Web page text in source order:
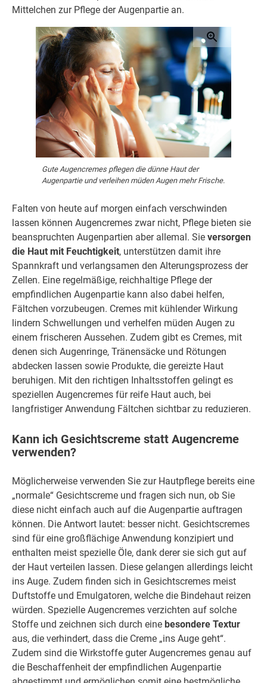
Mittelchen zur Pflege der Augenpartie an.
Gute Augencremes pflegen die dünne Haut der
Augenpartie und verleihen müden Augen mehr Frische.
Falten von heute auf morgen einfach verschwinden
lassen können Augencremes zwar nicht, Pflege bieten sie
beanspruchten Augenpartien aber allemal. Sie versorgen
die Haut mit Feuchtigkeit, unterstützen damit ihre
Spannkraft und verlangsamen den Alterungsprozess der
Zellen. Eine regelmäßige, reichhaltige Pflege der
empfindlichen Augenpartie kann also dabei helfen,
Fältchen vorzubeugen. Cremes mit kühlender Wirkung
lindern Schwellungen und verhelfen müden Augen zu
einem frischeren Aussehen. Zudem gibt es Cremes, mit
denen sich Augenringe, Tränensäcke und Rötungen
abdecken lassen sowie Produkte, die gereizte Haut
beruhigen. Mit den richtigen Inhaltsstoffen gelingt es
speziellen Augencremes für reife Haut auch, bei
langfristiger Anwendung Fältchen sichtbar zu reduzieren.
Kann ich Gesichtscreme statt Augencreme
verwenden?
Möglicherweise verwenden Sie zur Hautpflege bereits eine
„normale“ Gesichtscreme und fragen sich nun, ob Sie
diese nicht einfach auch auf die Augenpartie auftragen
können. Die Antwort lautet: besser nicht. Gesichtscremes
sind für eine großflächige Anwendung konzipiert und
enthalten meist spezielle Öle, dank derer sie sich gut auf
der Haut verteilen lassen. Diese gelangen allerdings leicht
ins Auge. Zudem finden sich in Gesichtscremes meist
Duftstoffe und Emulgatoren, welche die Bindehaut reizen
würden. Spezielle Augencremes verzichten auf solche
Stoffe und zeichnen sich durch eine besondere Textur
aus, die verhindert, dass die Creme „ins Auge geht“.
Zudem sind die Wirkstoffe guter Augencremes genau auf
die Beschaffenheit der empfindlichen Augenpartie